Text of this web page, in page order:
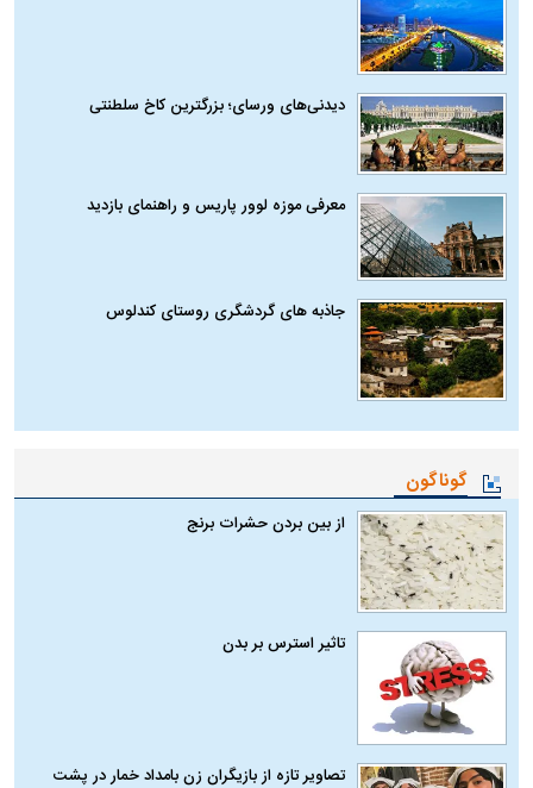
دیدنی‌های ورسای؛ بزرگترین کاخ سلطنتی
معرفی موزه لوور پاریس و راهنمای بازدید
جاذبه های گردشگری روستای کندلوس
گوناگون
از بین بردن حشرات برنج
تاثیر استرس بر بدن
تصاویر تازه از بازیگران زن بامداد خمار در پشت